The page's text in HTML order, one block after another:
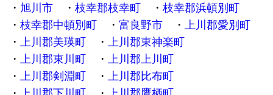
旭川市 枝幸郡枝幸町
枝幸郡浜頓別町
枝幸郡中頓別町
富良野市
上川郡愛別町
上川郡美瑛町
上川郡東神楽町
上川郡東川町
上川郡上川町
上川郡剣淵町
上川郡比布町